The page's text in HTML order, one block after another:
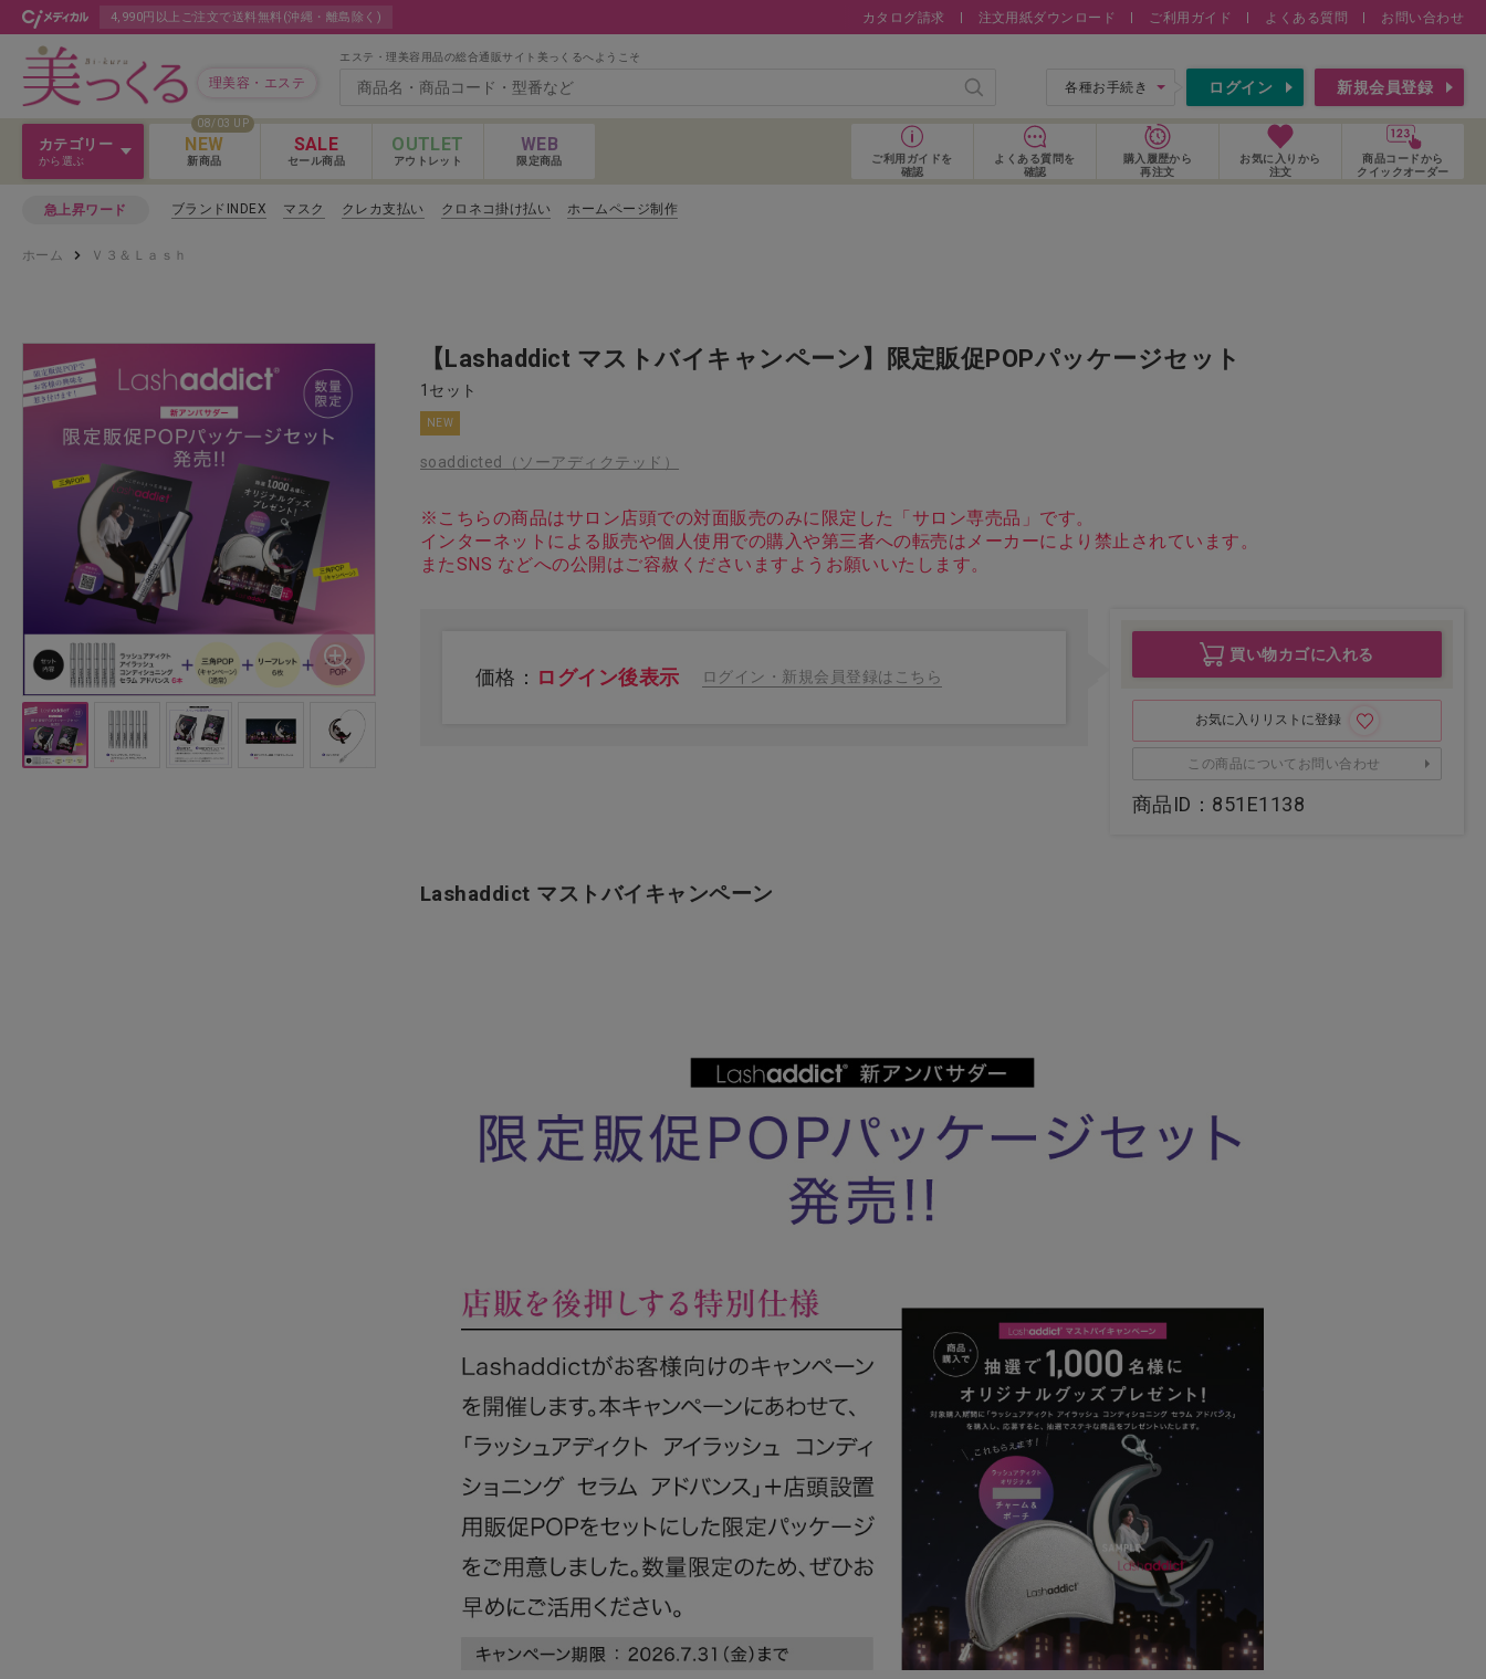
4,990円以上ご注文で送料無料(沖縄・離島除く) カタログ請求 注文用紙ダウンロード ご利用ガイド よくある質問 お問い合わせ
理美容・エステ
エステ・理美容用品の総合通販サイト美っくるへようこそ
検索 各種お手続き ログイン 新規会員登録
カテゴリー
から選ぶ
Ｖ３＆Ｌａｓｈ
カットウィッグ
カラー剤
パーマ剤
ヘアケア
ドライヤー・アイロン・バリ
カン
理美容用品・小物
化粧品（フェイシャル）
化粧品（ボディ）
Ｖ３＆Ｌａｓｈ
08/03 UP
NEW
新商品
SALE
セール商品
OUTLET
アウトレット
WEB
限定商品 ご利用ガイドを
確認
よくある質問を
確認
購入履歴から
再注文
お気に入り から
注文
商品コードから
クイックオーダー
急上昇ワード ブランドINDEX マスク クレカ支払い クロネコ掛け払い ホームページ制作
ホーム Ｖ３＆Ｌａｓｈ
【Lashaddict マストバイキャンペーン】限定販促POPパッケージセット
1セット
NEW
soaddicted（ソーアディクテッド）
※こちらの商品はサロン店頭での対面販売のみに限定した「サロン専売品」です。
インターネットによる販売や個人使用での購入や第三者への転売はメーカーにより禁止されています。
またSNS などへの公開はご容赦くださいますようお願いいたします。
価格： ログイン後表示 ログイン・新規会員登録はこちら
買い物カゴに入れる
お気に入りリストに登録
この商品についてお問い合わせ
商品ID：851E1138
Lashaddict マストバイキャンペーン